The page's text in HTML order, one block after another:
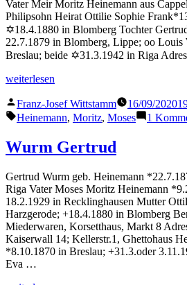
Vater Meir Moritz Heinemann aus
Philipsohn Heirat Ottilie Sophie
✡18.4.1880 in Blomberg Tochter
22.7.1879 in Blomberg, Lippe; oo
Breslau; beide ✡31.3.1942 in Riga
„Heinemann
weiterlesen
Veröffentlicht
von
Franz-Josef Wittstamm 16/09/2020
Schlagwörter:
Heinemann, Moritz, Moses 1
Wurm Gertrud
Gertrud Wurm geb. Heinemann
Riga Vater Moses Moritz Heinemann
18.2.1929 in Recklinghausen Mutter
Harzgerode; +18.4.1880 in Blomberg
Miederwaren, Korsetthaus, Markt 8
Kaiserwall 14; Kellerstr.1, Ghettohaus
*8.10.1870 in Breslau; +31.3.oder
Eva …